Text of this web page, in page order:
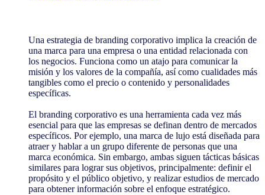
Una estrategia de branding corporativo implica la creación de
una marca para una empresa o una entidad relacionada con
los negocios. Funciona como un atajo para comunicar la
misión y los valores de la compañía, así como cualidades más
tangibles como el precio o contenido y personalidades
específicas.
El branding corporativo es una herramienta cada vez más
esencial para que las empresas se definan dentro de mercados
específicos. Por ejemplo, una marca de lujo está diseñada para
atraer y hablar a un grupo diferente de personas que una
marca económica. Sin embargo, ambas siguen tácticas básicas
similares para lograr sus objetivos, principalmente: definir el
propósito y el público objetivo, y realizar estudios de mercado
para obtener información sobre el enfoque estratégico.